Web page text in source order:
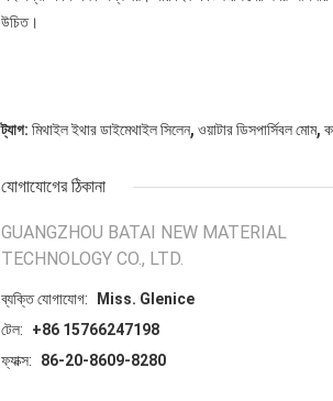
উচিত।
ট্যাগ: মিথাইল ইথার ডাইমেথাইল সিলেন, ওয়াটার ডিসপার্সিবল মোম,
যোগাযোগের ঠিকানা
GUANGZHOU BATAI NEW MATERIAL
TECHNOLOGY CO., LTD.
ব্যক্তি যোগাযোগ:
Miss. Glenice
টেল:
+86 15766247198
ফ্যাক্স:
86-20-8609-8280